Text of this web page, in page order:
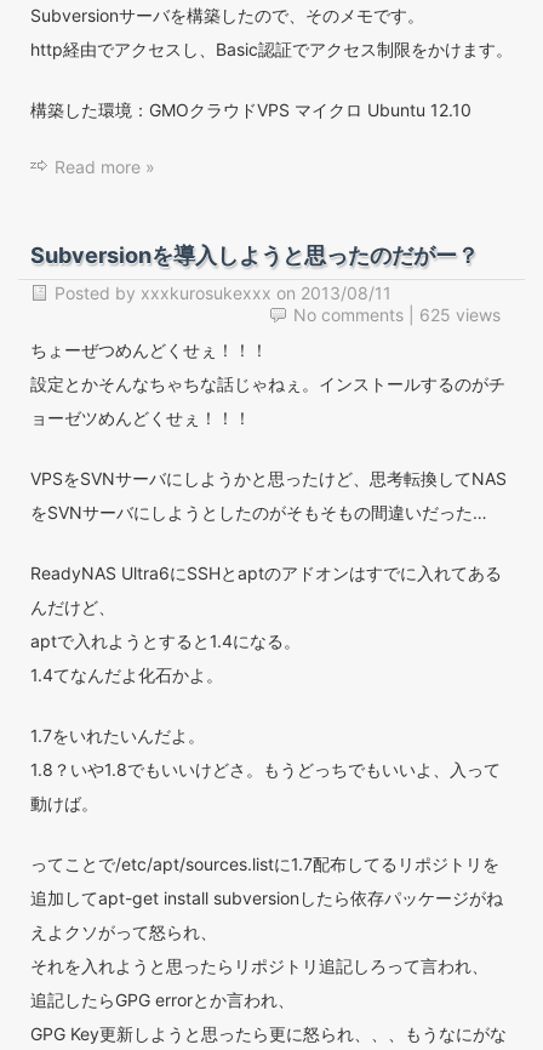
Subversionサーバを構築したので、そのメモです。
http経由でアクセスし、Basic認証でアクセス制限をかけます。
構築した環境：GMOクラウドVPS マイクロ Ubuntu 12.10
Read more »
Subversionを導入しようと思ったのだがー？
Posted by xxxkurosukexxx on 2013/08/11
No comments | 625 views
ちょーぜつめんどくせぇ！！！
設定とかそんなちゃちな話じゃねぇ。インストールするのがチ
ョーゼツめんどくせぇ！！！
VPSをSVNサーバにしようかと思ったけど、思考転換してNAS
をSVNサーバにしようとしたのがそもそもの間違いだった…
ReadyNAS Ultra6にSSHとaptのアドオンはすでに入れてある
んだけど、
aptで入れようとすると1.4になる。
1.4てなんだよ化石かよ。
1.7をいれたいんだよ。
1.8？いや1.8でもいいけどさ。もうどっちでもいいよ、入って
動けば。
ってことで/etc/apt/sources.listに1.7配布してるリポジトリを
追加してapt-get install subversionしたら依存パッケージがね
えよクソがって怒られ、
それを入れようと思ったらリポジトリ追記しろって言われ、
追記したらGPG errorとか言われ、
GPG Key更新しようと思ったら更に怒られ、、、もうなにがな